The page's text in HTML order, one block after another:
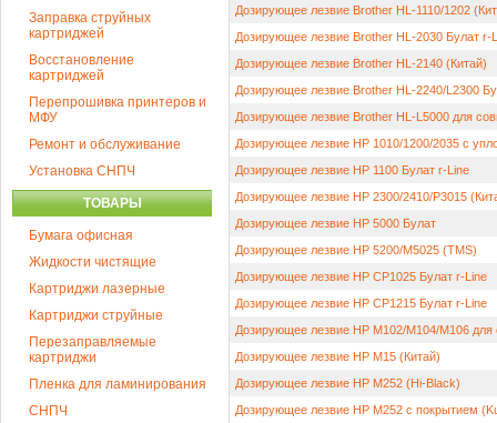
Заправка струйных
картриджей
Восстановление
картриджей
Перепрошивка принтеров и
МФУ
Ремонт и обслуживание
Установка СНПЧ
ТОВАРЫ
Бумага офисная
Жидкости чистящие
Картриджи лазерные
Картриджи струйные
Перезаправляемые
картриджи
Пленка для ламинирования
СНПЧ
Дозирующее лезвие Brother HL-1110/1202
Дозирующее лезвие Brother HL-2030 Булат r-
Дозирующее лезвие Brother HL-2140 (Китай)
Дозирующее лезвие Brother HL-2240/L2300
Дозирующее лезвие Brother HL-L5000 для
Дозирующее лезвие HP 1010/1200/2035 с
Дозирующее лезвие HP 1100 Булат r-Line
Дозирующее лезвие HP 2300/2410/P3015
Дозирующее лезвие HP 5000 Булат
Дозирующее лезвие HP 5200/M5025 (TMS)
Дозирующее лезвие HP CP1025 Булат r-Line
Дозирующее лезвие HP CP1215 Булат r-Line
Дозирующее лезвие HP M102/M104/M106
Дозирующее лезвие HP M15 (Китай)
Дозирующее лезвие HP M252 (Hi-Black)
Дозирующее лезвие HP M252 с покрытием